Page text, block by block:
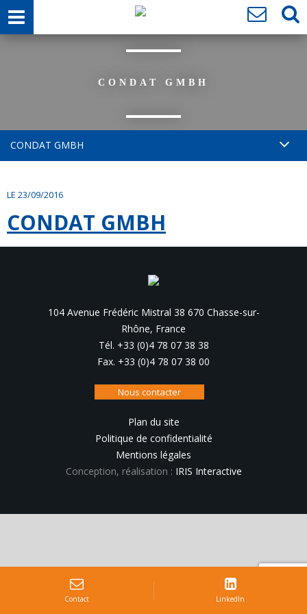
CONDAT GMBH
CONDAT GMBH
LE 23/09/2016
CONDAT GMBH
104 Avenue Frédéric Mistral 38 670 Chasse-sur-
Rhône, France
Tél. +33 (0)4 78 07 38 38
Fax. +33 (0)4 78 07 38 00
Nous contacter
Plan du site
Politique de confidentialité
Mentions légales
Conception, réalisation : IRIS Interactive
Contact LinkedIn